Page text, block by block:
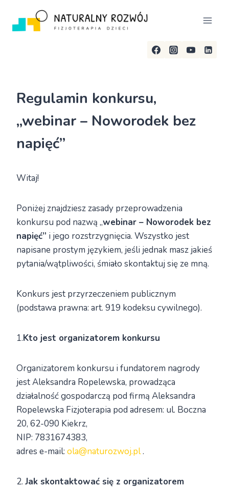
treści
Regulamin konkursu,
„webinar – Noworodek bez
napięć”
Witaj!
Poniżej znajdziesz zasady przeprowadzenia
konkursu pod nazwą „webinar – Noworodek bez
napięć” i jego rozstrzygnięcia. Wszystko jest
napisane prostym językiem, jeśli jednak masz jakieś
pytania/wątpliwości, śmiało skontaktuj się ze mną.
Konkurs jest przyrzeczeniem publicznym
(podstawa prawna: art. 919 kodeksu cywilnego).
1.Kto jest organizatorem konkursu
Organizatorem konkursu i fundatorem nagrody
jest Aleksandra Ropelewska, prowadząca
działalność gospodarczą pod firmą Aleksandra
Ropelewska Fizjoterapia pod adresem: ul. Boczna
20, 62-090 Kiekrz,
NIP: 7831674383,
adres e-mail: ola@naturozwoj.pl.
2. Jak skontaktować się z organizatorem